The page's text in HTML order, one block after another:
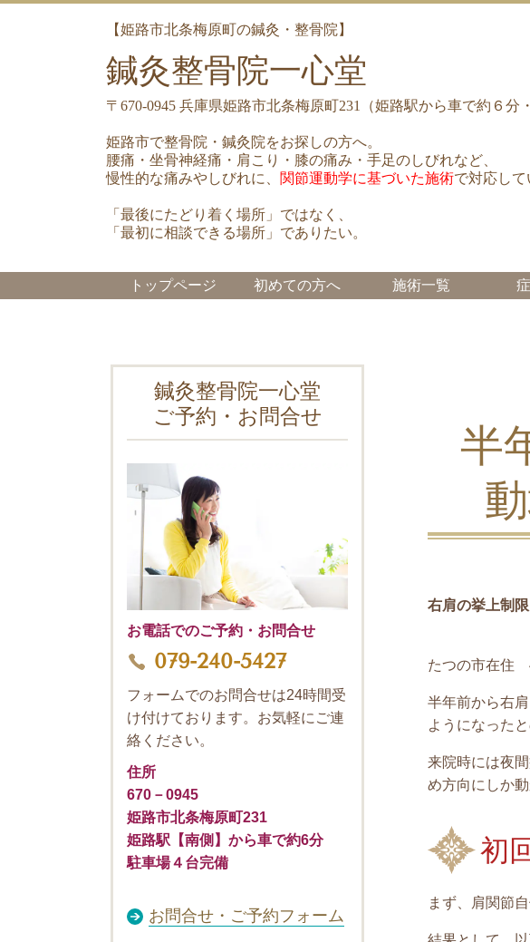
【姫路市北条梅原町の鍼灸・整骨院】
鍼灸整骨院一心堂
〒670-0945 兵庫県姫路市北条梅原町231（姫路駅から車で約６分
姫路市で整骨院・鍼灸院をお探しの方へ。
腰痛・坐骨神経痛・肩こり・膝の痛み・手足のしびれなど、
慢性的な痛みやしびれに、 関節運動学に基づいた施術で対応して
「最後にたどり着く場所」ではなく、
「最初に相談できる場所」でありたい。
トップページ 初めての方へ 施術一覧
半
右肩の挙上制
たつの市在
半年前から右
ようになった
来院時には夜
め方向にしか
初
まず、肩関節
鍼灸整骨院一心堂
ご予約・お問合せ
お電話でのご予約・お問合せ
079-240-5427
フォームでのお問合せは24時間受
け付けております。お気軽にご連
絡ください。
住所
670－0945
姫路市北条梅原町231
姫路駅【南側】から車で約6分
駐車場４台完備
お問合せ・ご予約フォーム